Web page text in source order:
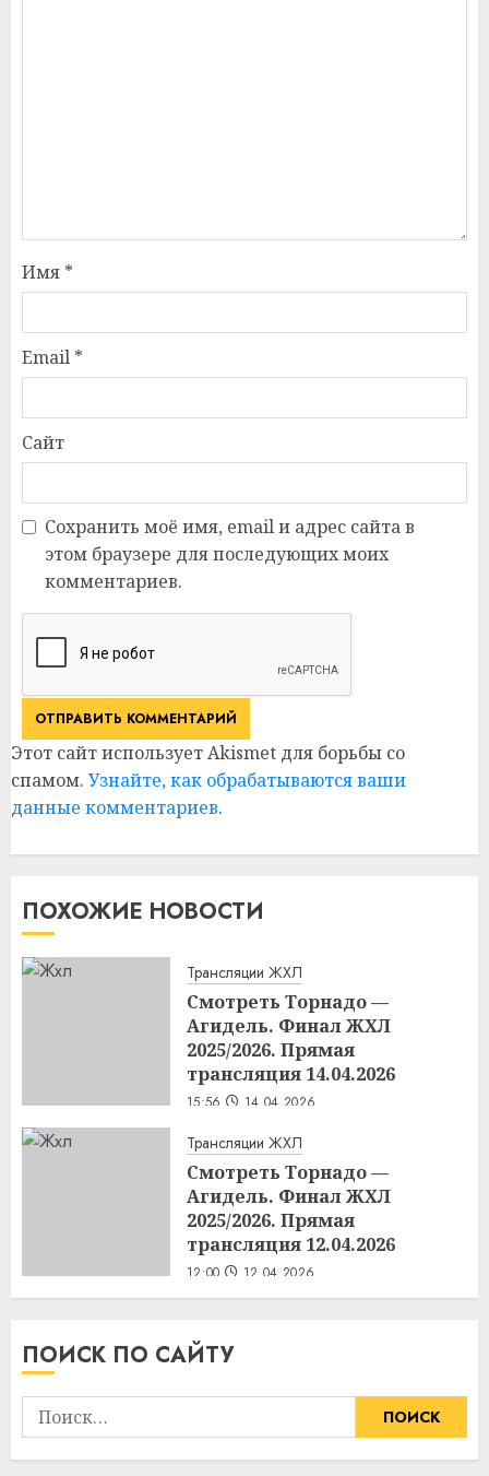
Имя *
Email *
Сайт
Сохранить моё имя, email и адрес сайта в
этом браузере для последующих моих
комментариев.
Этот сайт использует Akismet для борьбы со
спамом. Узнайте, как обрабатываются ваши
данные комментариев.
ПОХОЖИЕ НОВОСТИ
Трансляции ЖХЛ
Смотреть Торнадо —
Агидель. Финал ЖХЛ
2025/2026. Прямая
трансляция 14.04.2026
15:56 14.04.2026
Трансляции ЖХЛ
Смотреть Торнадо —
Агидель. Финал ЖХЛ
2025/2026. Прямая
трансляция 12.04.2026
12:00 12.04.2026
ПОИСК ПО САЙТУ
Найти: